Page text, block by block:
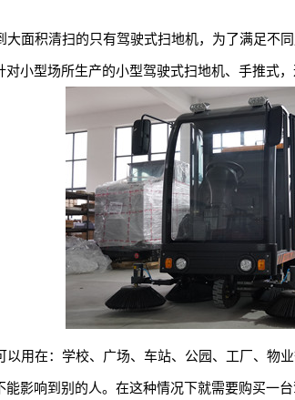
面积清扫的只有驾驶式扫地机，为了满足不
小型场所生产的小型驾驶式扫地机、手推式
用在：学校、广场、车站、公园、工厂、物
能影响到别的人。在这种情况下就需要购买一